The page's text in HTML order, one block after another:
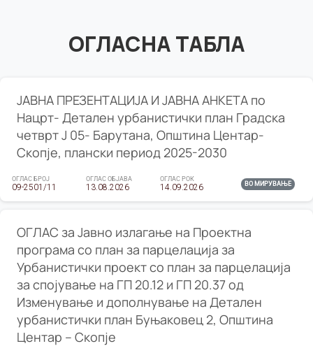
ОГЛАСНА ТАБЛА
ЈАВНА ПРЕЗЕНТАЦИЈА И ЈАВНА АНКЕТА по
Нацрт- Детален урбанистички план Градска
четврт Ј 05- Барутана, Општина Центар-
Скопје, плански период 2025-2030
ОГЛАС БРОЈ
09-2501/11
ОГЛАС ОБЈАВА
13.08.2026
ОГЛАС РОК
14.09.2026 ВО МИРУВАЊЕ
ОГЛАС за Јавно излагање на Проектна
програма со план за парцелација за
Урбанистички проект со план за парцелација
за спојување на ГП 20.12 и ГП 20.37 од
Изменување и дополнување на Детален
урбанистички план Буњаковец 2, Општина
Центар – Скопје